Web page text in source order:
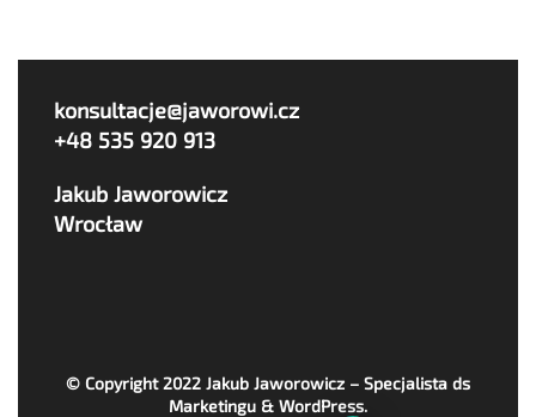
konsultacje@jaworowi.cz
+48 535 920 913
Jakub Jaworowicz
Wrocław
© Copyright 2022 Jakub Jaworowicz – Specjalista ds
Marketingu & WordPress.